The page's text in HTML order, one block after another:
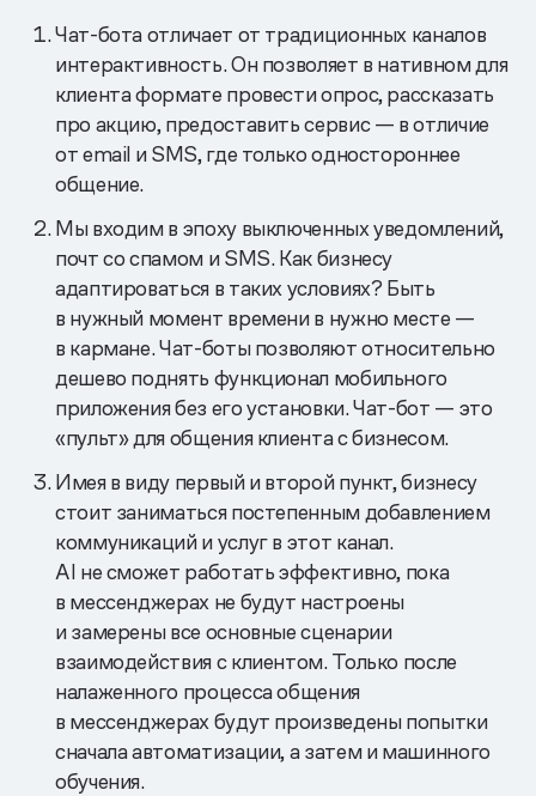
Чат-бота отличает от традиционных каналов
интерактивность. Он позволяет в нативном для
клиента формате провести опрос, рассказать
про акцию, предоставить сервис — в отличие
от email и SMS, где только одностороннее
общение.
Мы входим в эпоху выключенных уведомлений,
почт со спамом и SMS. Как бизнесу
адаптироваться в таких условиях? Быть
в нужный момент времени в нужно месте —
в кармане. Чат-боты позволяют относительно
дешево поднять функционал мобильного
приложения без его установки. Чат-бот — это
«пульт» для общения клиента с бизнесом.
Имея в виду первый и второй пункт, бизнесу
стоит заниматься постепенным добавлением
коммуникаций и услуг в этот канал.
AI не сможет работать эффективно, пока
в мессенджерах не будут настроены
и замерены все основные сценарии
взаимодействия с клиентом. Только после
налаженного процесса общения
в мессенджерах будут произведены попытки
сначала автоматизации, а затем и машинного
обучения.